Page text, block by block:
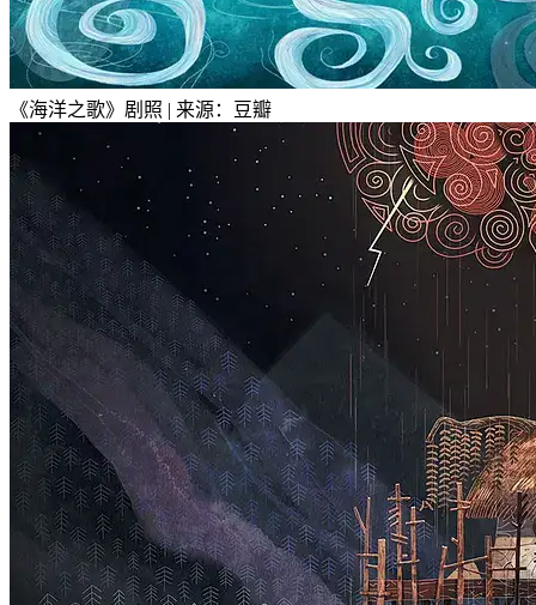
《海洋之歌》剧照 | 来源：豆瓣